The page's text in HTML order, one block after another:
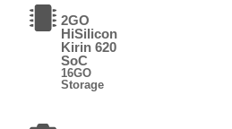
2GO
HiSilicon
Kirin 620
SoC
16GO
Storage